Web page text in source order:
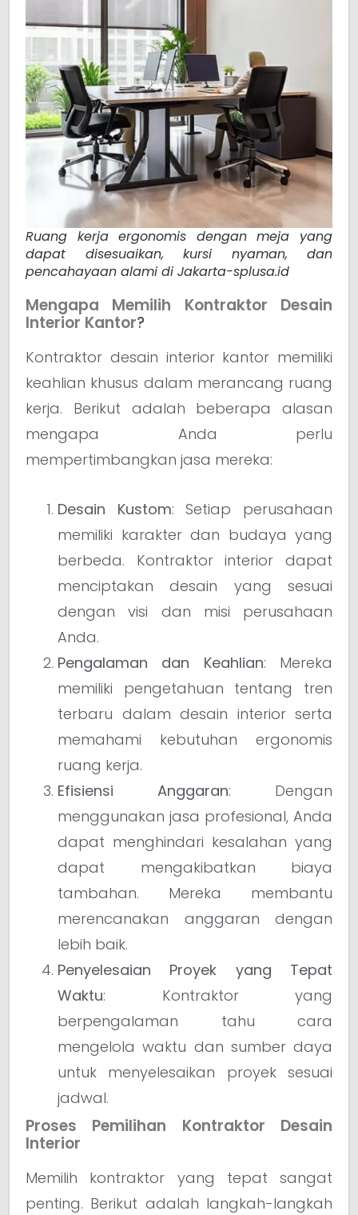
Ruang kerja ergonomis dengan meja yang
dapat disesuaikan, kursi nyaman, dan
pencahayaan alami di Jakarta-splusa.id
Mengapa Memilih Kontraktor Desain
Interior Kantor?
Kontraktor desain interior kantor memiliki
keahlian khusus dalam merancang ruang
kerja. Berikut adalah beberapa alasan
mengapa Anda perlu
mempertimbangkan jasa mereka:
Desain Kustom: Setiap perusahaan
memiliki karakter dan budaya yang
berbeda. Kontraktor interior dapat
menciptakan desain yang sesuai
dengan visi dan misi perusahaan
Anda.
Pengalaman dan Keahlian: Mereka
memiliki pengetahuan tentang tren
terbaru dalam desain interior serta
memahami kebutuhan ergonomis
ruang kerja.
Efisiensi Anggaran: Dengan
menggunakan jasa profesional, Anda
dapat menghindari kesalahan yang
dapat mengakibatkan biaya
tambahan. Mereka membantu
merencanakan anggaran dengan
lebih baik.
Penyelesaian Proyek yang Tepat
Waktu: Kontraktor yang
berpengalaman tahu cara
mengelola waktu dan sumber daya
untuk menyelesaikan proyek sesuai
jadwal.
Proses Pemilihan Kontraktor Desain
Interior
Memilih kontraktor yang tepat sangat
penting. Berikut adalah langkah-langkah